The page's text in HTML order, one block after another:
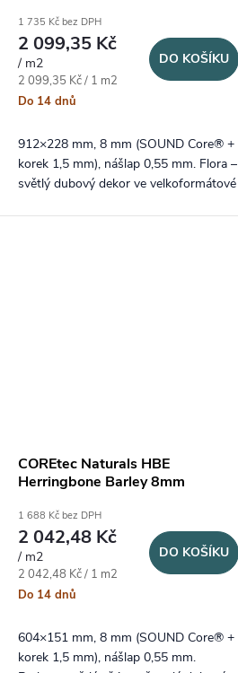
1 735 Kč bez DPH
2 099,35 Kč
/ m2
Měrná cena:
2 099,35 Kč / 1 m2
Do 14 dnů
DO KOŠÍKU
912×228 mm, 8 mm (SOUND Core® +
korek 1,5 mm), nášlap 0,55 mm. Flora –
světlý dubový dekor ve velkoformátové
COREtec Naturals HBE
Herringbone Barley 8mm
1 688 Kč bez DPH
2 042,48 Kč
/ m2
Měrná cena:
2 042,48 Kč / 1 m2
Do 14 dnů
DO KOŠÍKU
604×151 mm, 8 mm (SOUND Core® +
korek 1,5 mm), nášlap 0,55 mm.